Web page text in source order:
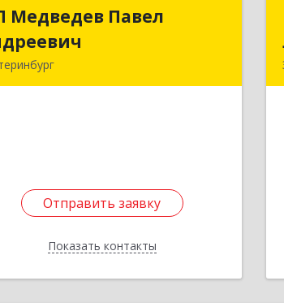
Медведев Павел
Отправить заявку
Показать контакты
ИП Медведев Павел
Отправить заявку
Назад